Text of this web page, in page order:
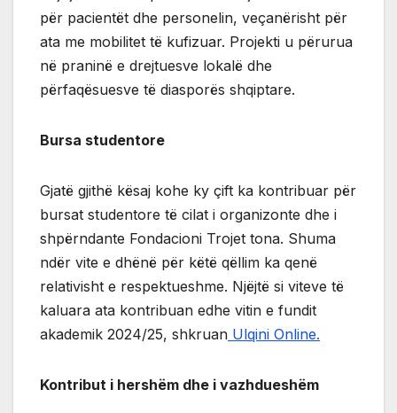
për pacientët dhe personelin, veçanërisht për
ata me mobilitet të kufizuar. Projekti u përurua
në praninë e drejtuesve lokalë dhe
përfaqësuesve të diasporës shqiptare.
Bursa studentore
Gjatë gjithë kësaj kohe ky çift ka kontribuar për
bursat studentore të cilat i organizonte dhe i
shpërndante Fondacioni Trojet tona. Shuma
ndër vite e dhënë për këtë qëllim ka qenë
relativisht e respektueshme. Njëjtë si viteve të
kaluara ata kontribuan edhe vitin e fundit
akademik 2024/25, shkruan Ulqini Online.
Kontribut i hershëm dhe i vazhdueshëm